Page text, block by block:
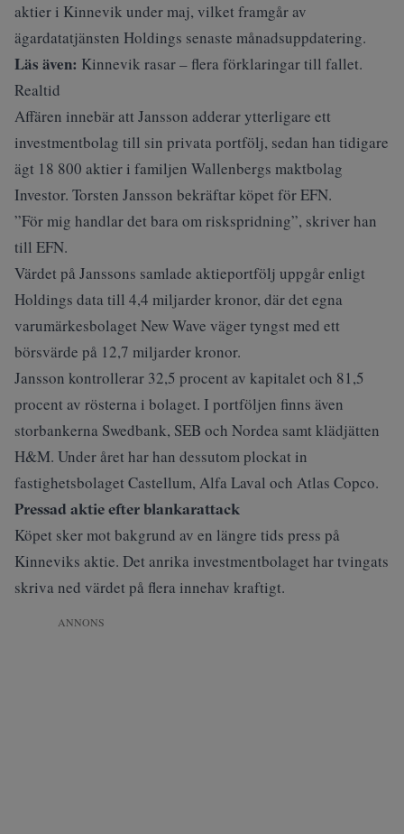
aktier i Kinnevik under maj, vilket framgår av
ägardatatjänsten Holdings senaste månadsuppdatering.
Läs även: Kinnevik rasar – flera förklaringar till fallet.
Realtid
Affären innebär att Jansson adderar ytterligare ett
investmentbolag till sin privata portfölj, sedan han tidigare
ägt 18 800 aktier i familjen Wallenbergs maktbolag
Investor. Torsten Jansson bekräftar köpet förEFN.
”För mig handlar det bara om riskspridning”, skriver han
till EFN.
Värdet på Janssons samlade aktieportfölj uppgår enligt
Holdings data till 4,4 miljarder kronor, där det egna
varumärkesbolaget New Wave väger tyngst med ett
börsvärde på 12,7 miljarder kronor.
Jansson kontrollerar 32,5 procent av kapitalet och 81,5
procent av rösterna i bolaget. I portföljen finns även
storbankerna Swedbank, SEB och Nordea samt klädjätten
H&M. Under året har han dessutom plockat in
fastighetsbolaget Castellum, Alfa Laval och Atlas Copco.
Pressad aktie efter blankarattack
Köpet sker mot bakgrund av en längre tids press på
Kinneviks aktie. Det anrika investmentbolaget har tvingats
skriva ned värdet på flera innehav kraftigt.
ANNONS